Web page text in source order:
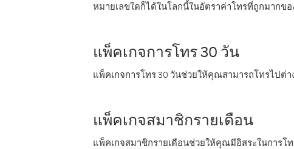
หมายเลขใดก็ได้ในโลกนี้ในอัตราค่าโทรที่ถูกมากขอ
แพ็คเกจการโทร 30 วัน
แพ็คเกจการโทร 30 วันช่วยให้คุณสามารถโทรไปต่
แพ็คเกจสมาชิกรายเดือน
แพ็คเกจสมาชิกรายเดือนช่วยให้คุณมีอิสระในการ